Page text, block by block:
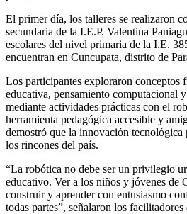
El primer día, los talleres se realizaron
secundaria de la I.E.P. Valentina
escolares del nivel primaria de la I.E.
encuentran en Cuncupata, distrito de
Los participantes exploraron conceptos
educativa, pensamiento computacional
mediante actividades prácticas con el
herramienta pedagógica accesible y
demostró que la innovación tecnológica
los rincones del país.
“La robótica no debe ser un privilegio
educativo. Ver a los niños y jóvenes de
construir y aprender con entusiasmo
todas partes”, señalaron los